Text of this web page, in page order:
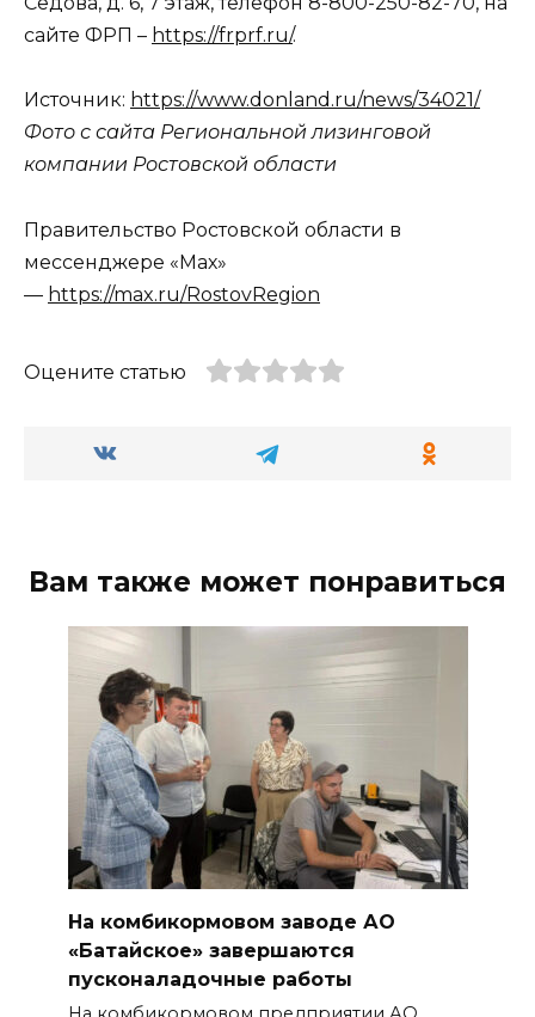
сайте ФРП – https://frprf.ru/.
Источник: https://www.donland.ru/news/34021/
Фото с сайта Региональной лизинговой
компании Ростовской области
Правительство Ростовской области в
мессенджере «Мах»
— https://max.ru/RostovRegion
Оцените статью
Вам также может понравиться
На комбикормовом заводе АО
«Батайское» завершаются
пусконаладочные работы